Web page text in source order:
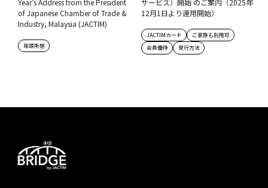
Year’s Address from the President
of Japanese Chamber of Trade &
Industry, Malaysia (JACTIM)
年頭所感
サービス）開始 のご案内（2025年
12月1日より運用開始）
JACTIMカード
ご家族も利用可
会員優待
発行方法